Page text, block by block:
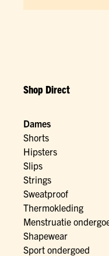
Shop Direct
Dames
Shorts
Hipsters
Slips
Strings
Sweatproof
Thermokleding
Menstruatie
Shapewear
Sport ondergoed